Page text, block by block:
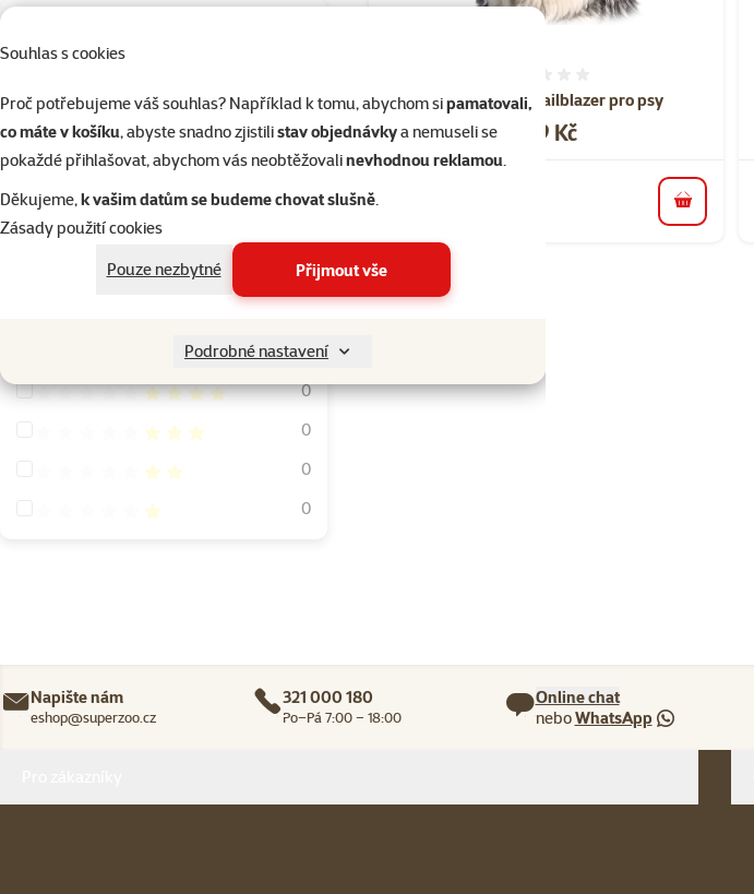
Souhlas s cookies
Proč potřebujeme váš souhlas? Například k tomu, abychom sipamatovali,
co máte v košíku, abyste snadno zjistilistav objednávkya nemuseli se
pokaždé přihlašovat, abychom vás neobtěžovalinevhodnou reklamou.
Děkujeme,k vašim datům se budeme chovat slušně.
Zásady použití cookies
Pouze nezbytné
Přijmout vše
Podrobné nastavení
Filtrujte značky psaním
cena od-do
199 Kč 214 Kč
Hodnocení 100%
0
Hodnocení 80%
0
Hodnocení 60%
0
Hodnocení 40%
0
Hodnocení 20%
0
Brýle M-Pets Trailblazer pro psy
Cena
199 Kč
do košíku
Napište nám
eshop@superzoo.cz
321 000 180
Po–Pá 7:00 – 18:00
Online chat
neboWhatsApp